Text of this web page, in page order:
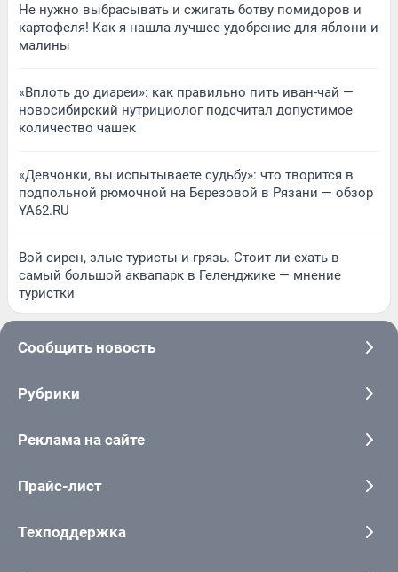
Не нужно выбрасывать и сжигать ботву помидоров и
картофеля! Как я нашла лучшее удобрение для яблони и
малины
«Вплоть до диареи»: как правильно пить иван-чай —
новосибирский нутрициолог подсчитал допустимое
количество чашек
«Девчонки, вы испытываете судьбу»: что творится в
подпольной рюмочной на Березовой в Рязани — обзор
YA62.RU
Вой сирен, злые туристы и грязь. Стоит ли ехать в
самый большой аквапарк в Геленджике — мнение
туристки
Сообщить новость
Рубрики
Реклама на сайте
Прайс-лист
Техподдержка